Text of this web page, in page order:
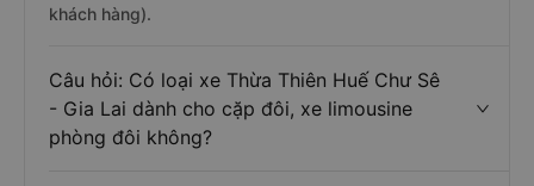
khách hàng).
Câu hỏi: Có loại xe Thừa Thiên Huế Chư Sê
- Gia Lai dành cho cặp đôi, xe limousine
phòng đôi không?